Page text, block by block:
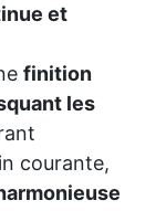
et
finition
les
courante,